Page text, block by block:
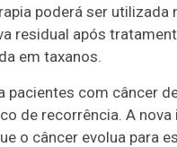
poderá ser
residual após
em taxanos.
com câncer
de recorrência. A
o câncer evolua para